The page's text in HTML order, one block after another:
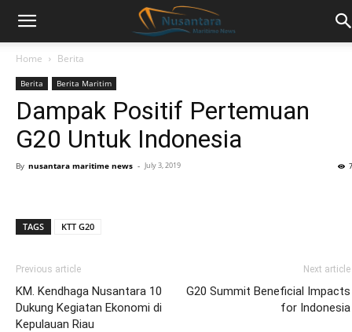
Home Berita
Berita Berita Maritim
Dampak Positif Pertemuan
G20 Untuk Indonesia
By nusantara maritime news - July 3, 2019
TAGS KTT G20
Previous article
KM. Kendhaga Nusantara 10
Dukung Kegiatan Ekonomi di
Kepulauan Riau
Next article
G20 Summit Beneficial Impacts
for Indonesia